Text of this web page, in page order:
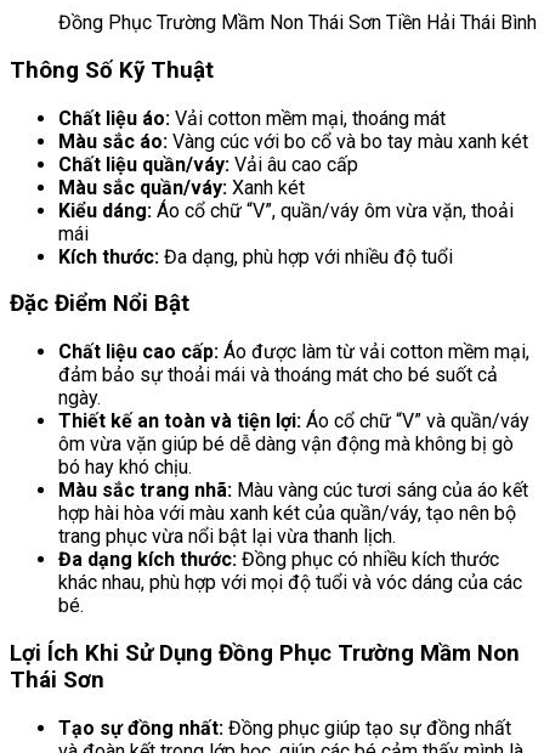
Đồng Phục Trường Mầm Non Thái Sơn Tiền Hải Thái Bình
Thông Số Kỹ Thuật
Chất liệu áo: Vải cotton mềm mại, thoáng mát
Màu sắc áo: Vàng cúc với bo cổ và bo tay màu xanh két
Chất liệu quần/váy: Vải âu cao cấp
Màu sắc quần/váy: Xanh két
Kiểu dáng: Áo cổ chữ “V”, quần/váy ôm vừa vặn, thoải
mái
Kích thước: Đa dạng, phù hợp với nhiều độ tuổi
Đặc Điểm Nổi Bật
Chất liệu cao cấp: Áo được làm từ vải cotton mềm mại,
đảm bảo sự thoải mái và thoáng mát cho bé suốt cả
ngày.
Thiết kế an toàn và tiện lợi: Áo cổ chữ “V” và quần/váy
ôm vừa vặn giúp bé dễ dàng vận động mà không bị gò
bó hay khó chịu.
Màu sắc trang nhã: Màu vàng cúc tươi sáng của áo kết
hợp hài hòa với màu xanh két của quần/váy, tạo nên bộ
trang phục vừa nổi bật lại vừa thanh lịch.
Đa dạng kích thước: Đồng phục có nhiều kích thước
khác nhau, phù hợp với mọi độ tuổi và vóc dáng của các
bé.
Lợi Ích Khi Sử Dụng Đồng Phục Trường Mầm Non
Thái Sơn
Tạo sự đồng nhất: Đồng phục giúp tạo sự đồng nhất